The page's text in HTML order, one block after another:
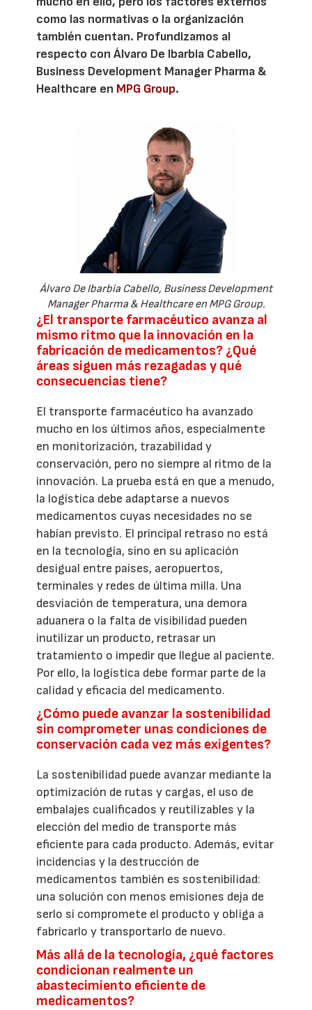
como las normativas o la organización
también cuentan. Profundizamos al
respecto con Álvaro De Ibarbia Cabello,
Business Development Manager Pharma &
Healthcare en MPG Group.
Álvaro De Ibarbia Cabello, Business Development
Manager Pharma & Healthcare en MPG Group.
¿El transporte farmacéutico avanza al
mismo ritmo que la innovación en la
fabricación de medicamentos? ¿Qué
áreas siguen más rezagadas y qué
consecuencias tiene?
El transporte farmacéutico ha avanzado
mucho en los últimos años, especialmente
en monitorización, trazabilidad y
conservación, pero no siempre al ritmo de la
innovación. La prueba está en que a menudo,
la logística debe adaptarse a nuevos
medicamentos cuyas necesidades no se
habían previsto. El principal retraso no está
en la tecnología, sino en su aplicación
desigual entre países, aeropuertos,
terminales y redes de última milla. Una
desviación de temperatura, una demora
aduanera o la falta de visibilidad pueden
inutilizar un producto, retrasar un
tratamiento o impedir que llegue al paciente.
Por ello, la logística debe formar parte de la
calidad y eficacia del medicamento.
¿Cómo puede avanzar la sostenibilidad
sin comprometer unas condiciones de
conservación cada vez más exigentes?
La sostenibilidad puede avanzar mediante la
optimización de rutas y cargas, el uso de
embalajes cualificados y reutilizables y la
elección del medio de transporte más
eficiente para cada producto. Además, evitar
incidencias y la destrucción de
medicamentos también es sostenibilidad:
una solución con menos emisiones deja de
serlo si compromete el producto y obliga a
fabricarlo y transportarlo de nuevo.
Más allá de la tecnología, ¿qué factores
condicionan realmente un
abastecimiento eficiente de
medicamentos?